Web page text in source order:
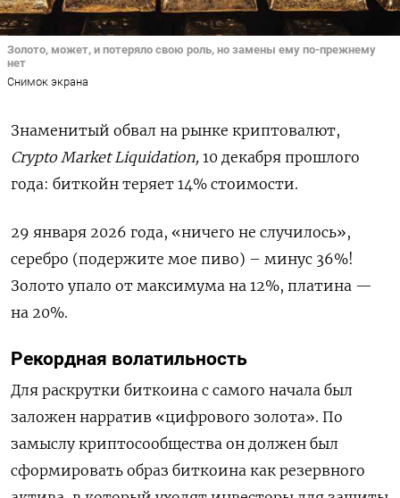
Золото, может, и потеряло свою роль, но замены ему по-прежнему
нет
Снимок экрана
Знаменитый обвал на рынке криптовалют,
Crypto Market Liquidation, 10 декабря прошлого
года: биткойн теряет 14% стоимости.
29 января 2026 года, «ничего не случилось»,
серебро (подержите мое пиво) – минус 36%!
Золото упало от максимума на 12%, платина —
на 20%.
Рекордная волатильность
Для раскрутки биткоина с самого начала был
заложен нарратив «цифрового золота». По
замыслу криптосообщества он должен был
сформировать образ биткоина как резервного